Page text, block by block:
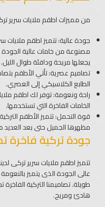
من مميزات اطقم ملايات سرير
جودة عالية: تتميز اطقم
مصنوعة من خامات عالية
يجعلها مريحة ودافئة طوال الليل.
تصاميم عصرية: تأتي الأطقم
الطابع الكلاسيكي إلى العصري.
راحة ونعومة: توفر لك اطقم
الخامات الفاخرة التي تستخدمها.
قوة التحمل: تتميز الأطقم
مظهرها الجميل حتى بعد
جودة تركية فاخرة
تتميز اطقم ملايات سرير تركى
عالى الجودة الذى يتميز
طويلة. تصاميمنا التركية الفاخرة
هادئ ومريح.